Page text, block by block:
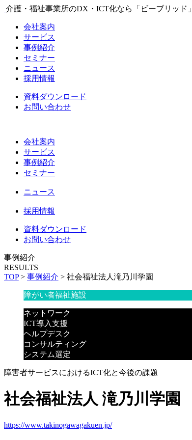
介護・福祉事業所のDX・ICT化なら「ビーブリッド」
会社案内
サービス
事例紹介
セミナー
ニュース
採用情報
資料ダウンロード
お問い合わせ
会社案内
サービス
事例紹介
セミナー
ニュース
採用情報
資料ダウンロード
お問い合わせ
事例紹介
RESULTS
TOP > 事例紹介 > 社会福祉法人滝乃川学園
障がい者福祉施設
ネットワーク
ICT導入支援
ヘルプデスク
コンサルティング
システム選定
障害者サービスにおけるICT化と今後の課題
社会福祉法人 滝乃川学園
https://www.takinogawagakuen.jp/